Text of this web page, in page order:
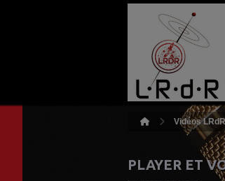
Vidéos LRdR
PLAYER ET